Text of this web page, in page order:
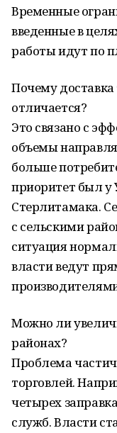
Временные
введенные в
работы идут по
Почему
отличается?
Это связано с
объемы
больше
приоритет был у
Стерлитамака.
с сельскими
ситуация
власти ведут
Можно ли
районах?
Проблема
торговлей.
четырех
служб. Власти